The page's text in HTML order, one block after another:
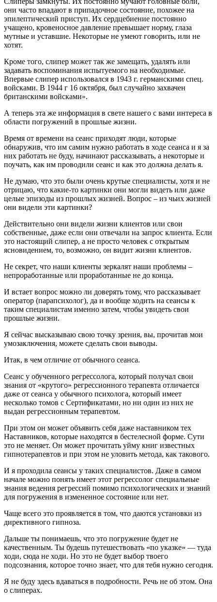
они часто впадают в припадочное состояние, похожее на
эпилептический приступ. Их сердцебиение постоянно
учащено, кровеносное давление превышает норму, глаза
мутные и уставшие. Некоторые не умеют говорить, или не
хотят.
Кроме того, слипер может так же замещать, удалять или
задавать воспоминания испытуемого на необходимые.
Впервые слипер использовался в 1943 г. германскими спец.
войсками. В 1944 г 16 октября, был случайно захвачен
британскими войсками».
А теперь эта же информация в свете нашего с вами интереса в
области погружений в прошлые жизни.
Время от времени на сеанс приходят люди, которые
обнаружив, что им самим нужно работать в ходе сеанса и я за
них работать не буду, начинают рассказывать, а некоторые и
поучать, как им проводили сеанс и как это должна делать я.
Не думаю, что это были очень крутые специалисты, хотя и не
отрицаю, что какие-то картинки они могли видеть или даже
целые эпизоды из прошлых жизней. Вопрос – из чьих жизней
они видели эти картинки?
Действительно они видели жизни клиентов или свои
собственные, даже если они отвечали на запрос клиента. Если
это настоящий слипер, а не просто человек с открытым
ясновидением, то, возможно, он видит жизни клиентов.
Не секрет, что наши клиенты зеркалят наши проблемы –
непроработанные или проработанные не до конца.
И встает вопрос можно ли доверять тому, что рассказывает
оператор (парапсихолог), да и вообще ходить на сеансы к
таким специалистам именно затем, чтобы увидеть свои
прошлые жизни.
Я сейчас высказываю свою точку зрения, вы, прочитав мои
умозаключения, можете сделать свои выводы.
Итак, в чем отличие от обычного сеанса.
Сеанс у обученного регрессолога, который получал свои
знания от «крутого» регрессионного терапевта отличается
даже от сеанса у обычного психолога, который имеет
несколько томов с Сертификатами, но ни один из них не
выдан регрессионным терапевтом.
При этом он может объявить себя даже наставником тех
Наставников, которые находятся в бестелесной форме. Сути
это не меняет. Он может прочитать уйму книг известных
гипнотерапевтов и при этом не уловить метода, как такового.
И я проходила сеансы у таких специалистов. Даже в самом
начале можно понять имеет этот регрессолог специальные
знания ведения регрессий помимо психологических и знаний
для погружения в измененное состояние или нет.
Чаще всего это проявляется в том, что даются установки из
директивного гипноза.
Дальше ты понимаешь, что это погружение будет не
качественным. Ты будешь путешествовать «по указке» — туда
ходи, сюда не ходи. Но это не будет выбор твоего
подсознания, которое точно знает, что для тебя нужно сегодня.
Я не буду здесь вдаваться в подробности. Речь не об этом. Она
о слиперах.